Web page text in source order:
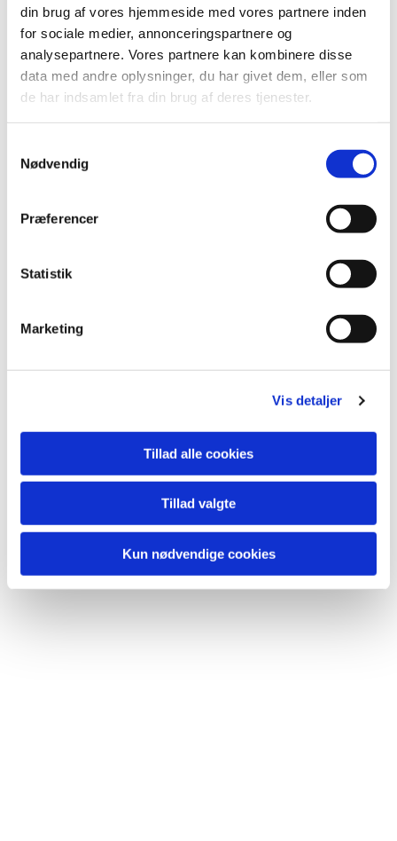
din brug af vores hjemmeside med vores partnere inden
for sociale medier, annonceringspartnere og
analysepartnere. Vores partnere kan kombinere disse
data med andre oplysninger, du har givet dem, eller som
de har indsamlet fra din brug af deres tjenester.
Nødvendig
Præferencer
Statistik
Marketing
Vis detaljer
Tillad alle cookies
Tillad valgte
Kun nødvendige cookies
året.
Kom og vær med!
Du vil måske også kunne lide...